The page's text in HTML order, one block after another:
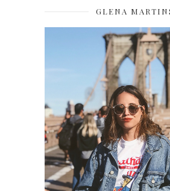
GLENA